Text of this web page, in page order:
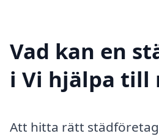
Vad kan en
i Vi hjälpa till
Att hitta rätt städföretag